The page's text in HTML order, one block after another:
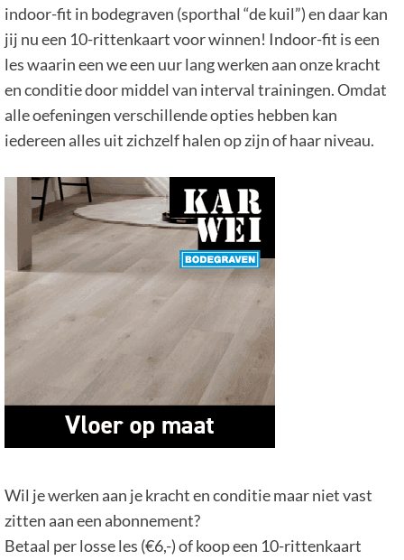
indoor-fit in bodegraven (sporthal “de kuil”) en daar kan
jij nu een 10-rittenkaart voor winnen! Indoor-fit is een
les waarin een we een uur lang werken aan onze kracht
en conditie door middel van interval trainingen. Omdat
alle oefeningen verschillende opties hebben kan
iedereen alles uit zichzelf halen op zijn of haar niveau.
Wil je werken aan je kracht en conditie maar niet vast
zitten aan een abonnement?
Betaal per losse les (€6,-) of koop een 10-rittenkaart